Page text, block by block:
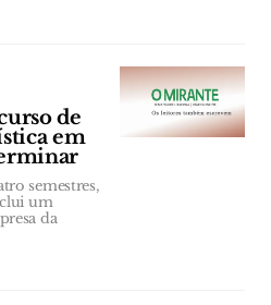
de
em
semestres,
um
da